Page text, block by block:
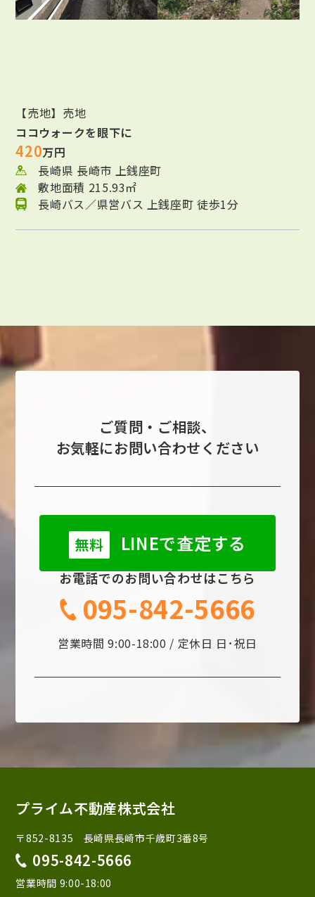
【売地】売地
ココウォークを眼下に
420万円
長崎県 長崎市 上銭座町
敷地面積 215.93㎡
長崎バス／県営バス 上銭座町 徒歩1分
ご質問・ご相談、
お気軽にお問い合わせください
無料 LINEで査定する
お電話でのお問い合わせはこちら
095-842-5666
営業時間 9:00-18:00 / 定休日 日･祝日
プライム不動産株式会社
〒852-8135 長崎県長崎市千歳町3番8号
095-842-5666
営業時間 9:00-18:00